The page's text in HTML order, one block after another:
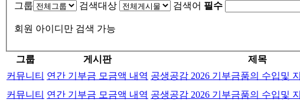
그룹
검색대상 검색어 필수
회원 아이디만 검색 가능
그룹 게시판 제목
커뮤니티 연간 기부금 모금액 내역 공생공감 2026 기부금품의 수입및
커뮤니티 연간 기부금 모금액 내역 공생공감 2026 기부금품의 수입및